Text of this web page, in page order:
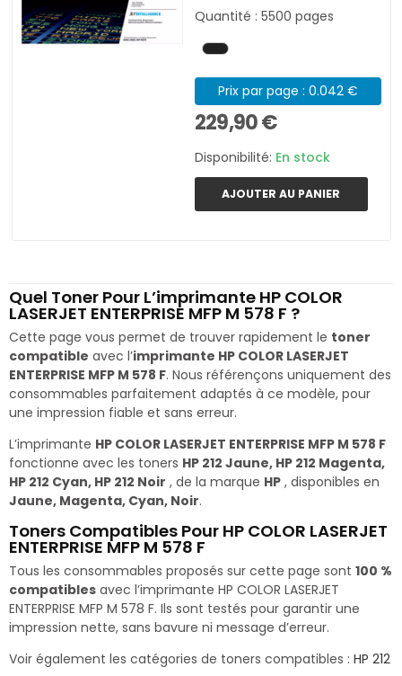
Quantité : 5500 pages
Prix par page : 0.042 €
229,90 €
Disponibilité: En stock
AJOUTER AU PANIER
Quel Toner Pour L’imprimante HP COLOR
LASERJET ENTERPRISE MFP M 578 F ?
Cette page vous permet de trouver rapidement le toner
compatible avec l’imprimante HP COLOR LASERJET
ENTERPRISE MFP M 578 F. Nous référençons uniquement des
consommables parfaitement adaptés à ce modèle, pour
une impression fiable et sans erreur.
L’imprimante HP COLOR LASERJET ENTERPRISE MFP M 578 F
fonctionne avec les toners HP 212 Jaune, HP 212 Magenta,
HP 212 Cyan, HP 212 Noir , de la marque HP , disponibles en
Jaune, Magenta, Cyan, Noir.
Toners Compatibles Pour HP COLOR LASERJET
ENTERPRISE MFP M 578 F
Tous les consommables proposés sur cette page sont 100 %
compatibles avec l’imprimante HP COLOR LASERJET
ENTERPRISE MFP M 578 F. Ils sont testés pour garantir une
impression nette, sans bavure ni message d’erreur.
Voir également les catégories de toners compatibles : HP 212